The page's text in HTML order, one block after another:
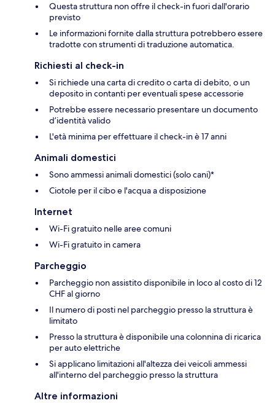
Questa struttura non offre il check-in fuori dall'orario
previsto
Le informazioni fornite dalla struttura potrebbero essere
tradotte con strumenti di traduzione automatica.
Richiesti al check-in
Si richiede una carta di credito o carta di debito, o un
deposito in contanti per eventuali spese accessorie
Potrebbe essere necessario presentare un documento
d’identità valido
L'età minima per effettuare il check-in è 17 anni
Animali domestici
Sono ammessi animali domestici (solo cani)*
Ciotole per il cibo e l'acqua a disposizione
Internet
Wi-Fi gratuito nelle aree comuni
Wi-Fi gratuito in camera
Parcheggio
Parcheggio non assistito disponibile in loco al costo di 12
CHF al giorno
Il numero di posti nel parcheggio presso la struttura è
limitato
Presso la struttura è disponibile una colonnina di ricarica
per auto elettriche
Si applicano limitazioni all'altezza dei veicoli ammessi
all'interno del parcheggio presso la struttura
Altre informazioni